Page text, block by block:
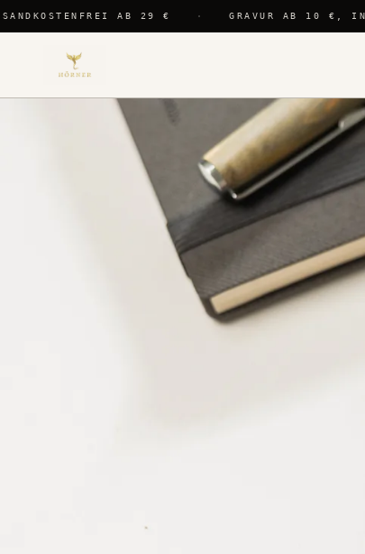
AB 29 € GRAVUR AB 10 €, IN
Warum die
→
→
Kartenetui als